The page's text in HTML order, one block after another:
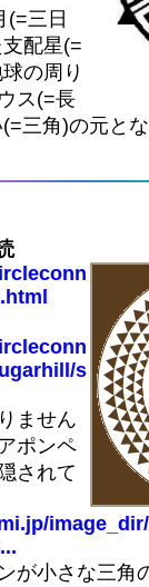
(=三日
配星(=
の周り
ス(=長
三角)の元とな
s
ません
ポンペ
されて
が小さな三角